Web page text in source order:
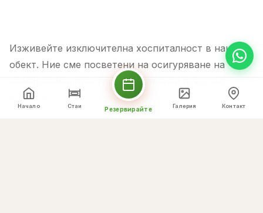
Изживейте изключителна хоспиталност в нашия
обект. Ние сме посветени на осигуряване на
незабравими престои, съчетавайки луксозно
настаняване с персонализирано обслужване.
Начало Стаи Резервирайте Галерия Контакт